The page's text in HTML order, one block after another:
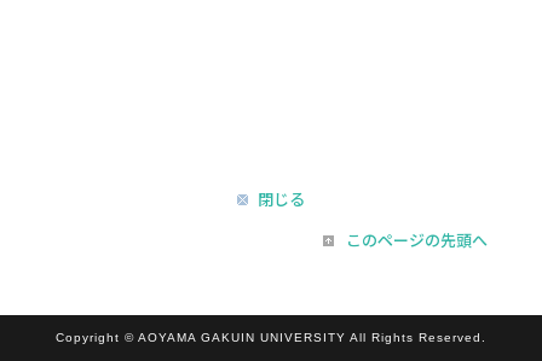
閉じる
このページの先頭へ
Copyright © AOYAMA GAKUIN UNIVERSITY All Rights Reserved.